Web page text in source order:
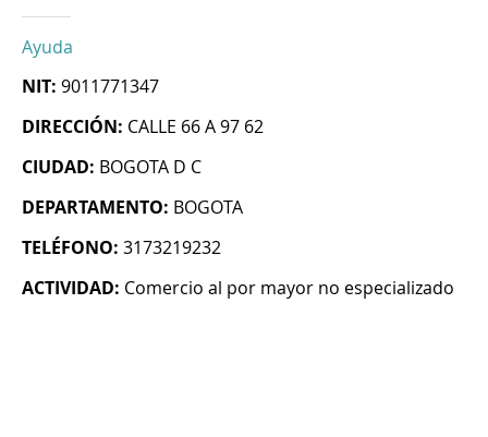
Ayuda
NIT: 9011771347
DIRECCIÓN: CALLE 66 A 97 62
CIUDAD: BOGOTA D C
DEPARTAMENTO: BOGOTA
TELÉFONO: 3173219232
ACTIVIDAD: Comercio al por mayor no especializado